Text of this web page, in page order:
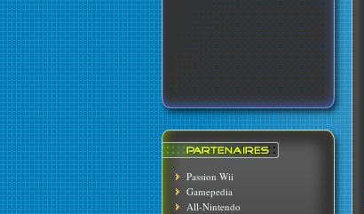
Passion Wii
Gamepedia
All-Nintendo